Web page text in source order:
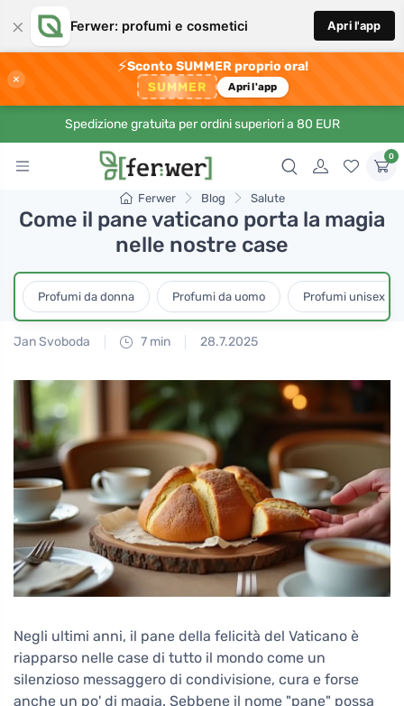
× Ferwer: profumi e cosmetici Apri l'app
×
⚡Sconto SUMMER proprio ora!
SUMMER Apri l'app
Spedizione gratuita per ordini superiori a 80 EUR
0
Ferwer Blog Salute
Come il pane vaticano porta la magia
nelle nostre case
Profumi da donna Profumi da uomo Profumi unisex
Jan Svoboda 7 min 28.7.2025
Negli ultimi anni, il pane della felicità del Vaticano è
riapparso nelle case di tutto il mondo come un
silenzioso messaggero di condivisione, cura e forse
anche un po' di magia. Sebbene il nome "pane" possa